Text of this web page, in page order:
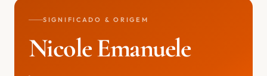
SIGNIFICADO & ORIGEM
Nicole Emanuele